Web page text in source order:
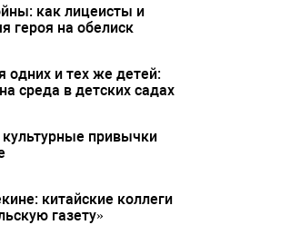
как лицеисты и
героя на обелиск
одних и тех же детей:
среда в детских садах
привычки
китайские коллеги
газету»